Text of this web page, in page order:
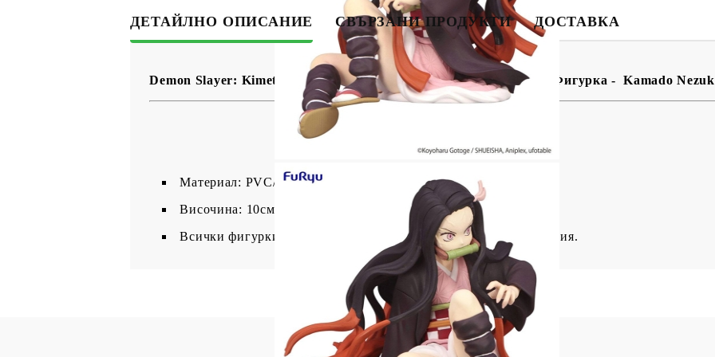
EN RO
ДЕТАЙЛНО ОПИСАНИЕ СВЪРЗАНИ ПРОДУКТИ ДОСТАВКА
Demon Slayer: Kimetsu no Yaiba Noodle Stopper Колекционерска Фигурка - Kamado
Материал: PVC/ABS
Височина: 10см
Всички фигурки са запечатани и опаковани в илюстрована кутия.